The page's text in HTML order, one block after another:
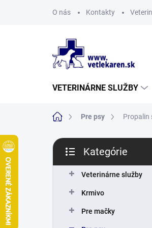
O nás Kontakty
VETERINÁRNE SLUŽBY
DomovPre psy Propalin
B
č
kategórie
Kategórie
Veterinárne služby
Krmivo
Pre mačky